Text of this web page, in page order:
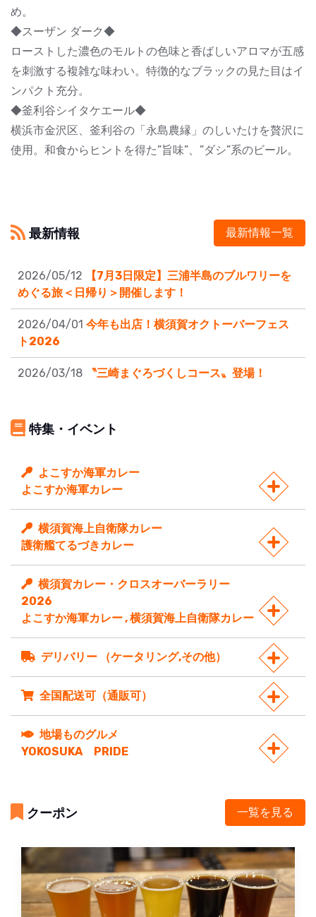
め。
◆スーザン ダーク◆
ローストした濃色のモルトの色味と香ばしいアロマが五感
を刺激する複雑な味わい。特徴的なブラックの見た目はイ
ンパクト充分。
◆釜利谷シイタケエール◆
横浜市金沢区、釜利谷の「永島農縁」のしいたけを贅沢に
使用。和食からヒントを得た”旨味”、”ダシ”系のビール。
最新情報 最新情報一覧
2026/05/12
【7月3日限定】三浦半島のブルワリーを
めぐる旅＜日帰り＞開催します！
2026/04/01 今年も出店！横須賀オクトーバーフェス
ト2026
2026/03/18 〝三崎まぐろづくしコース〟登場！
特集・イベント
よこすか海軍カレー
よこすか海軍カレー
横須賀海上自衛隊カレー
護衛艦てるづきカレー
横須賀カレー・クロスオーバーラリー
2026
よこすか海軍カレー , 横須賀海上自衛隊カレー
デリバリー （ケータリング,その他）
全国配送可（通販可）
地場ものグルメ
YOKOSUKA PRIDE
クーポン 一覧を見る